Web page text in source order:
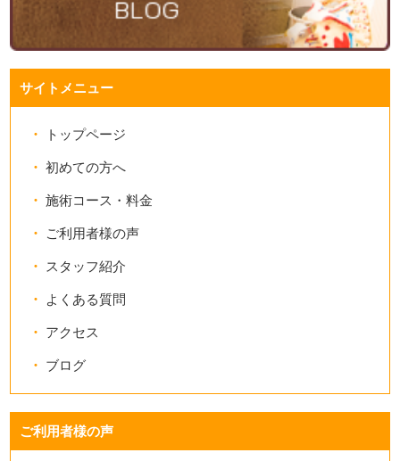
サイトメニュー
トップページ
初めての方へ
施術コース・料金
ご利用者様の声
スタッフ紹介
よくある質問
アクセス
ブログ
ご利用者様の声